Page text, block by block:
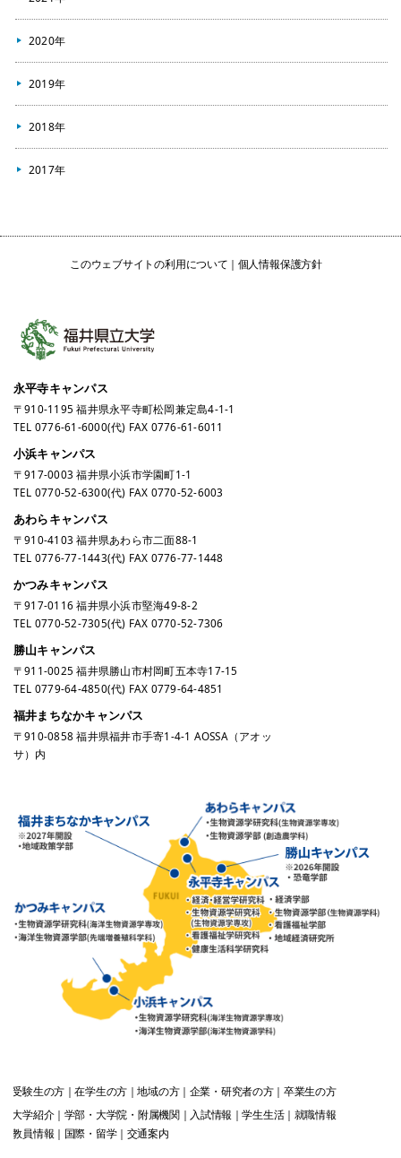
2020年
2019年
2018年
2017年
このウェブサイトの利用について 個人情報保護方針
永平寺キャンパス
〒910-1195 福井県永平寺町松岡兼定島4-1-1
TEL 0776-61-6000(代) FAX 0776-61-6011
小浜キャンパス
〒917-0003 福井県小浜市学園町1-1
TEL 0770-52-6300(代) FAX 0770-52-6003
あわらキャンパス
〒910-4103 福井県あわら市二面88-1
TEL 0776-77-1443(代) FAX 0776-77-1448
かつみキャンパス
〒917-0116 福井県小浜市堅海49-8-2
TEL 0770-52-7305(代) FAX 0770-52-7306
勝山キャンパス
〒911-0025 福井県勝山市村岡町五本寺17-15
TEL 0779-64-4850(代) FAX 0779-64-4851
福井まちなかキャンパス
〒910-0858 福井県福井市手寄1-4-1 AOSSA（アオッ
サ）内
受験生の方 在学生の方 地域の方 企業・研究者の方 卒業生の方
大学紹介
学部・大学院・附属機関 入試情報 学生生活
就職情報
教員情報
国際・留学 交通案内